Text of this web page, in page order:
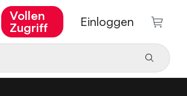
Vollen
Zugriff
Einloggen